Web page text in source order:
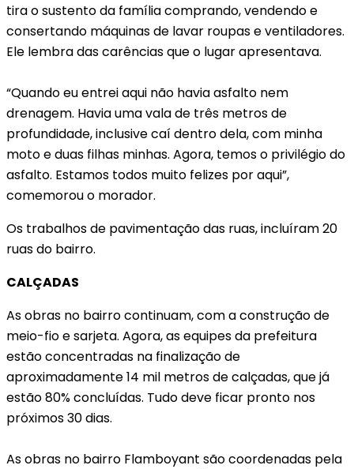
tira o sustento da família comprando, vendendo e
consertando máquinas de lavar roupas e ventiladores.
Ele lembra das carências que o lugar apresentava.
“Quando eu entrei aqui não havia asfalto nem
drenagem. Havia uma vala de três metros de
profundidade, inclusive caí dentro dela, com minha
moto e duas filhas minhas. Agora, temos o privilégio do
asfalto. Estamos todos muito felizes por aqui”,
comemorou o morador.
Os trabalhos de pavimentação das ruas, incluíram 20
ruas do bairro.
CALÇADAS
As obras no bairro continuam, com a construção de
meio-fio e sarjeta. Agora, as equipes da prefeitura
estão concentradas na finalização de
aproximadamente 14 mil metros de calçadas, que já
estão 80% concluídas. Tudo deve ficar pronto nos
próximos 30 dias.
As obras no bairro Flamboyant são coordenadas pela